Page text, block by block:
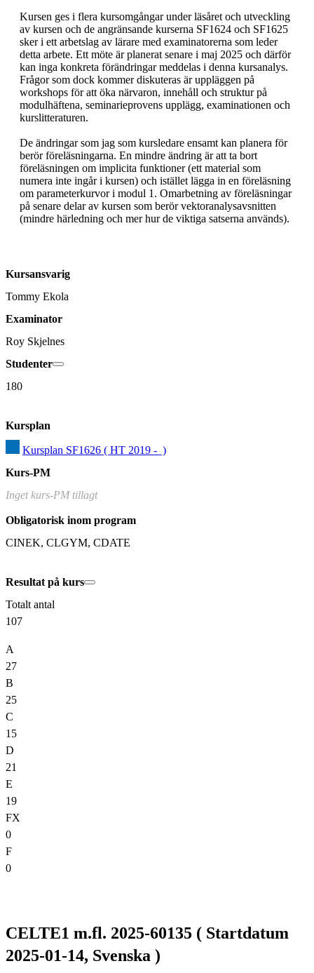
Kursen ges i flera kursomgångar under läsåret och utveckling
av kursen och de angränsande kurserna SF1624 och SF1625
sker i ett arbetslag av lärare med examinatorerna som leder
detta arbete. Ett möte är planerat senare i maj 2025 och därför
kan inga konkreta förändringar meddelas i denna kursanalys.
Frågor som dock kommer diskuteras är uppläggen på
workshops för att öka närvaron, innehåll och struktur på
modulhäftena, seminarieprovens upplägg, examinationen och
kurslitteraturen.
De ändringar som jag som kursledare ensamt kan planera för
berör föreläsningarna. En mindre ändring är att ta bort
föreläsningen om implicita funktioner (ett material som
numera inte ingår i kursen) och istället lägga in en föreläsning
om parameterkurvor i modul 1. Omarbetning av föreläsningar
på senare delar av kursen som berör vektoranalysavsnitten
(mindre härledning och mer hur de viktiga satserna används).
Kursansvarig
Tommy Ekola
Examinator
Roy Skjelnes
Studenter
180
Kursplan
Kursplan SF1626 ( HT 2019 -  )
Kurs-PM
Inget kurs-PM tillagt
Obligatorisk inom program
CINEK, CLGYM, CDATE
Resultat på kurs
Totalt antal
107
A
27
B
25
C
15
D
21
E
19
FX
0
F
0
CELTE1 m.fl. 2025-60135 ( Startdatum
2025-01-14, Svenska )